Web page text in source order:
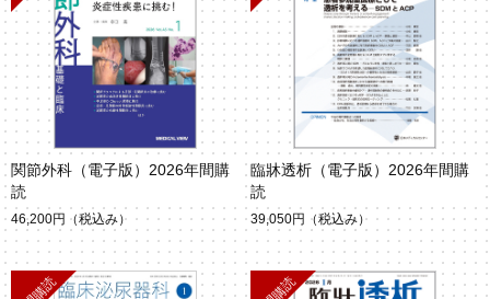
関節外科（電子版）2026年間購
読
46,200円 （税込み）
臨牀透析（電子版）2026年間購
読
39,050円 （税込み）